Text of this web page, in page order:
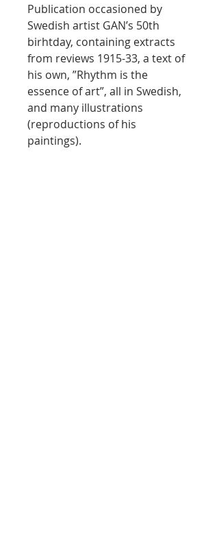
Publication occasioned by
Swedish artist GAN’s 50th
birhtday, containing extracts
from reviews 1915-33, a text of
his own, ”Rhythm is the
essence of art”, all in Swedish,
and many illustrations
(reproductions of his
paintings).